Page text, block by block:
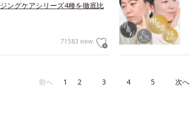
ングケアシリーズ4種を徹底比
71583 view
前へ 1 2 3 4 5 次へ